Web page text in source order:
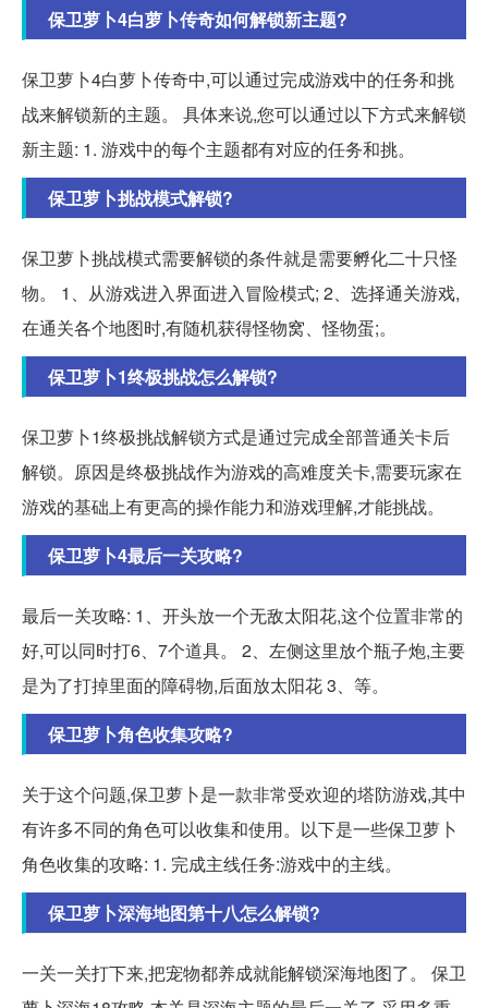
保卫萝卜4白萝卜传奇如何解锁新主题?
保卫萝卜4白萝卜传奇中,可以通过完成游戏中的任务和挑
战来解锁新的主题。 具体来说,您可以通过以下方式来解锁
新主题: 1. 游戏中的每个主题都有对应的任务和挑。
保卫萝卜挑战模式解锁?
保卫萝卜挑战模式需要解锁的条件就是需要孵化二十只怪
物。 1、从游戏进入界面进入冒险模式; 2、选择通关游戏,
在通关各个地图时,有随机获得怪物窝、怪物蛋;。
保卫萝卜1终极挑战怎么解锁?
保卫萝卜1终极挑战解锁方式是通过完成全部普通关卡后
解锁。原因是终极挑战作为游戏的高难度关卡,需要玩家在
游戏的基础上有更高的操作能力和游戏理解,才能挑战。
保卫萝卜4最后一关攻略?
最后一关攻略: 1、开头放一个无敌太阳花,这个位置非常的
好,可以同时打6、7个道具。 2、左侧这里放个瓶子炮,主要
是为了打掉里面的障碍物,后面放太阳花 3、等。
保卫萝卜角色收集攻略?
关于这个问题,保卫萝卜是一款非常受欢迎的塔防游戏,其中
有许多不同的角色可以收集和使用。以下是一些保卫萝卜
角色收集的攻略: 1. 完成主线任务:游戏中的主线。
保卫萝卜深海地图第十八怎么解锁?
一关一关打下来,把宠物都养成就能解锁深海地图了。 保卫